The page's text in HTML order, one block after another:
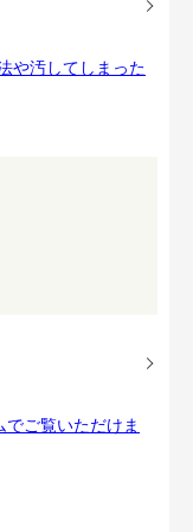
や汚してしまった
ご覧いただけま